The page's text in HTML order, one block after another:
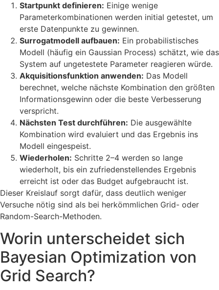
Startpunkt definieren: Einige wenige
Parameterkombinationen werden initial getestet, um
erste Datenpunkte zu gewinnen.
Surrogatmodell aufbauen: Ein probabilistisches
Modell (häufig ein Gaussian Process) schätzt, wie das
System auf ungetestete Parameter reagieren würde.
Akquisitionsfunktion anwenden: Das Modell
berechnet, welche nächste Kombination den größten
Informationsgewinn oder die beste Verbesserung
verspricht.
Nächsten Test durchführen: Die ausgewählte
Kombination wird evaluiert und das Ergebnis ins
Modell eingespeist.
Wiederholen: Schritte 2–4 werden so lange
wiederholt, bis ein zufriedenstellendes Ergebnis
erreicht ist oder das Budget aufgebraucht ist.
Dieser Kreislauf sorgt dafür, dass deutlich weniger
Versuche nötig sind als bei herkömmlichen Grid- oder
Random-Search-Methoden.
Worin unterscheidet sich
Bayesian Optimization von
Grid Search?